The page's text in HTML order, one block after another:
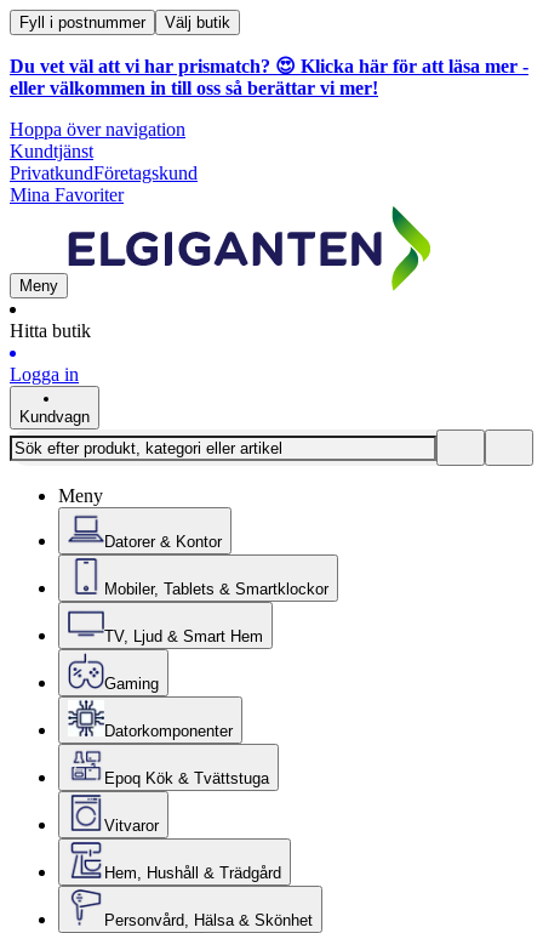
Fyll i postnummer Välj butik
Du vet väl att vi har prismatch? 😍 Klicka här för att läsa mer -
eller välkommen in till oss så berättar vi mer!
Hoppa över navigation
Kundtjänst
PrivatkundFöretagskund
Mina Favoriter
Meny
Hitta butik
Logga in
Kundvagn
Meny
Datorer & Kontor
Mobiler, Tablets & Smartklockor
TV, Ljud & Smart Hem
Gaming
Datorkomponenter
Epoq Kök & Tvättstuga
Vitvaror
Hem, Hushåll & Trädgård
Personvård, Hälsa & Skönhet